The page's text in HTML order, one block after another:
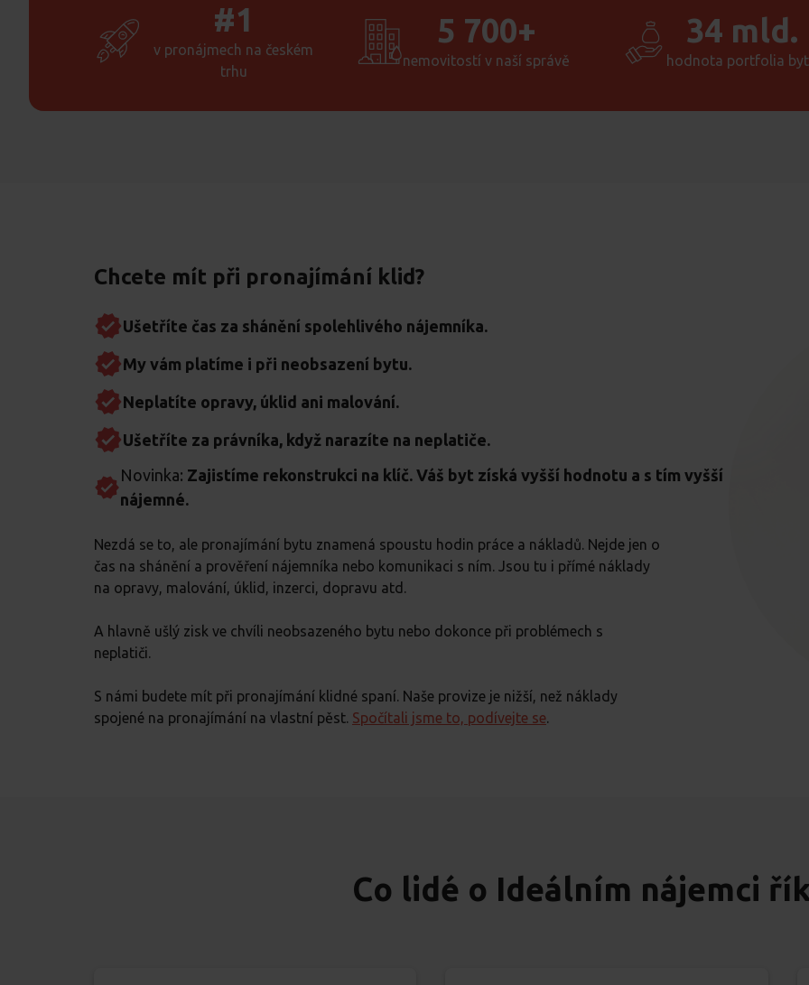
Chcete mít při pronajímání klid?
Ušetříte čas za shánění spolehlivého nájemníka.
My vám platíme i při neobsazení bytu.
Neplatíte opravy, úklid ani malování.
Ušetříte za právníka, když narazíte na neplatiče.
Novinka: Zajistíme rekonstrukci na klíč. Váš byt získá vyšší hodnotu a s tím vyšší
nájemné.
Nezdá se to, ale pronajímání bytu znamená spoustu hodin práce a nákladů. Nejde jen o
čas na shánění a prověření nájemníka nebo komunikaci s ním. Jsou tu i přímé náklady
na opravy, malování, úklid, inzerci, dopravu atd.
A hlavně ušlý zisk ve chvíli neobsazeného bytu nebo dokonce při problémech s
neplatiči.
S námi budete mít při pronajímání klidné spaní. Naše provize je nižší, než náklady
spojené na pronajímání na vlastní pěst. Spočítali jsme to, podívejte se.
#1
v pronájmech na českém
trhu
5 700+
nemovitostí v naší správě
34 mld.
hodnota portfolia
Co lidé o Ideálním nájemci